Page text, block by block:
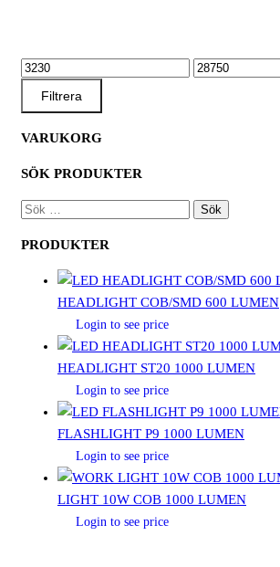
MIN
PRIS
MAX
Filtrera
VARUKORG
SÖK PRODUKTER
SÖK
PRODUKTER
HEADLIGHT COB/SMD 600 LUMEN
Login to see price
HEADLIGHT ST20 1000 LUMEN
Login to see price
FLASHLIGHT P9 1000 LUMEN
Login to see price
LIGHT 10W COB 1000 LUMEN
Login to see price